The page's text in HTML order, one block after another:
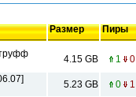
Размер Пиры
4.15 GB 1 0
5.23 GB 0 1